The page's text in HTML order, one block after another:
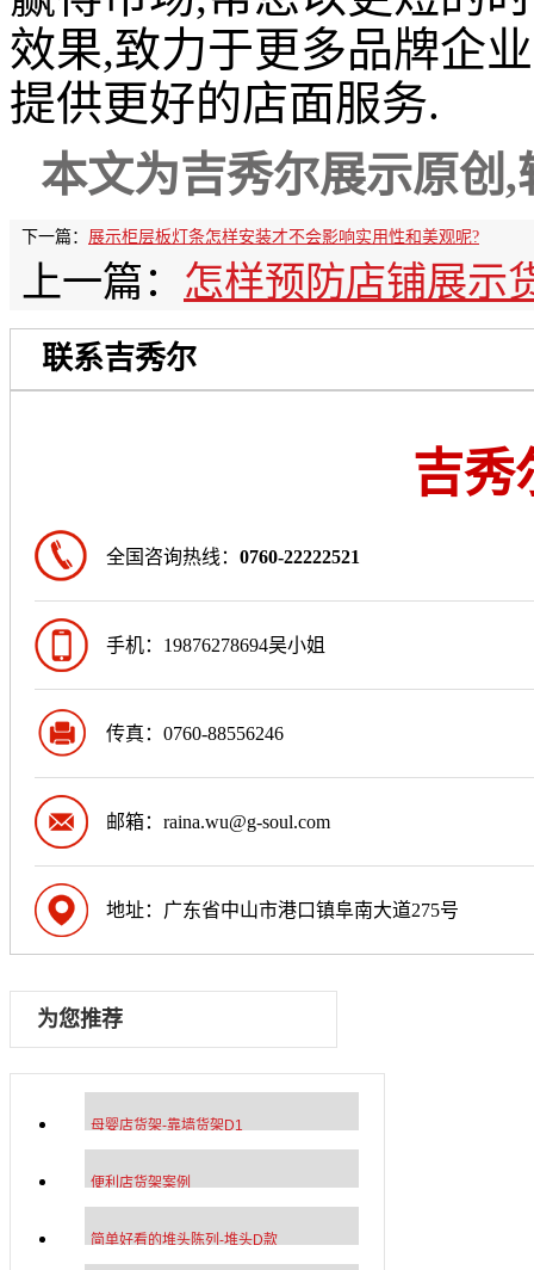
效果,致力于更多品牌企
提供更好的店面服务.
本文为吉秀尔展示原创 ,
下一篇： 展示柜层板灯条怎样安装才不会影响实用性和美观呢?
上一篇： 怎样预防店铺展示
联系吉秀尔
吉秀
全国咨询热线： 0760-22222521
手机：19876278694吴小姐
传真：0760-88556246
邮箱：raina.wu@g-soul.com
地址：广东省中山市港口镇阜南大道275号
为您推荐
母婴店货架-靠墙货架D1
便利店货架案例
简单好看的堆头陈列-堆头D款